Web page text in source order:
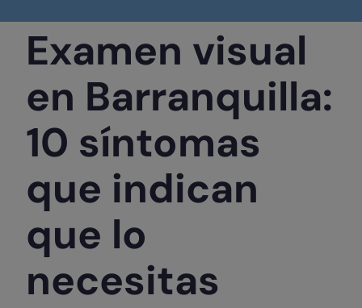
Examen visual
en Barranquilla:
10 síntomas
que indican
que lo
necesitas